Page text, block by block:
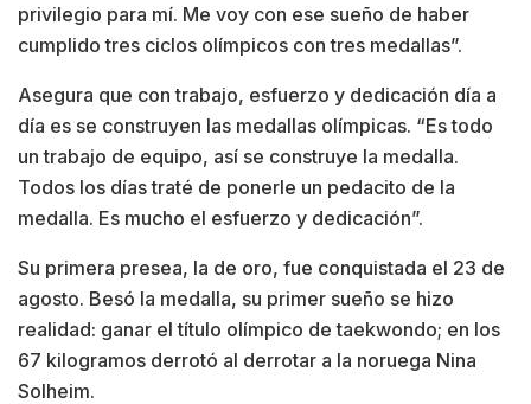
privilegio para mí. Me voy con ese sueño de haber
cumplido tres ciclos olímpicos con tres medallas”.
Asegura que con trabajo, esfuerzo y dedicación día a
día es se construyen las medallas olímpicas. “Es todo
un trabajo de equipo, así se construye la medalla.
Todos los días traté de ponerle un pedacito de la
medalla. Es mucho el esfuerzo y dedicación”.
Su primera presea, la de oro, fue conquistada el 23 de
agosto. Besó la medalla, su primer sueño se hizo
realidad: ganar el título olímpico de taekwondo; en los
67 kilogramos derrotó al derrotar a la noruega Nina
Solheim.